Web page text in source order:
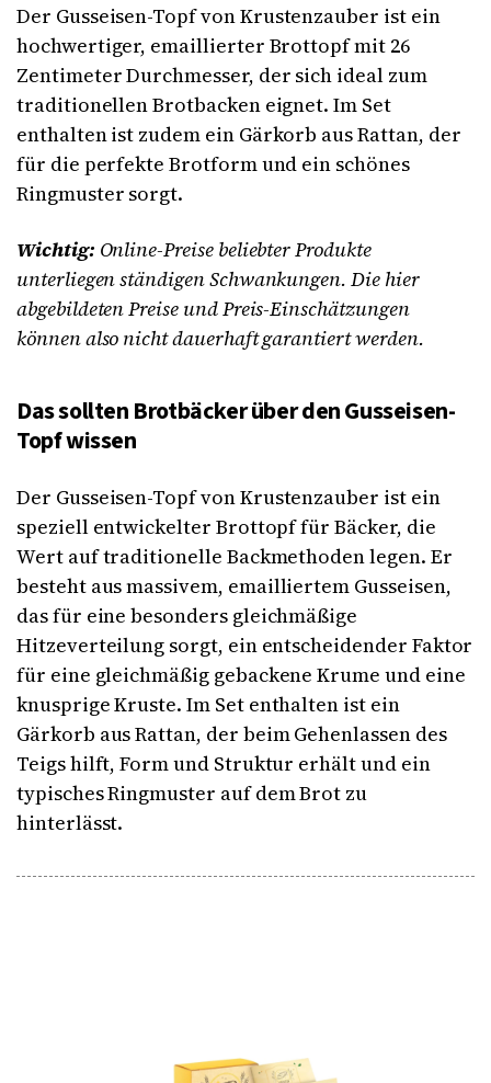
Der Gusseisen-Topf von Krustenzauber ist ein
hochwertiger, emaillierter Brottopf mit 26
Zentimeter Durchmesser, der sich ideal zum
traditionellen Brotbacken eignet. Im Set
enthalten ist zudem ein Gärkorb aus Rattan, der
für die perfekte Brotform und ein schönes
Ringmuster sorgt.
Wichtig: Online-Preise beliebter Produkte
unterliegen ständigen Schwankungen. Die hier
abgebildeten Preise und Preis-Einschätzungen
können also nicht dauerhaft garantiert werden.
Das sollten Brotbäcker über den Gusseisen-
Topf wissen
Der Gusseisen-Topf von Krustenzauber ist ein
speziell entwickelter Brottopf für Bäcker, die
Wert auf traditionelle Backmethoden legen. Er
besteht aus massivem, emailliertem Gusseisen,
das für eine besonders gleichmäßige
Hitzeverteilung sorgt, ein entscheidender Faktor
für eine gleichmäßig gebackene Krume und eine
knusprige Kruste. Im Set enthalten ist ein
Gärkorb aus Rattan, der beim Gehenlassen des
Teigs hilft, Form und Struktur erhält und ein
typisches Ringmuster auf dem Brot zu
hinterlässt.